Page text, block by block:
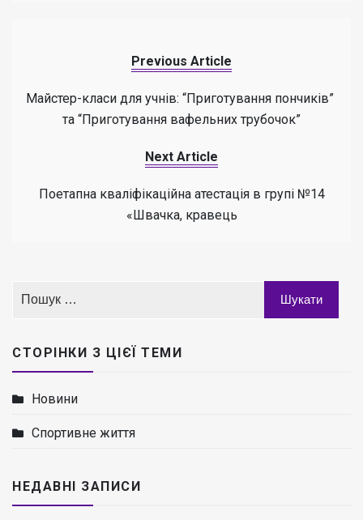
Previous Article
Майстер-класи для учнів: “Приготування пончиків”
та “Приготування вафельних трубочок”
Next Article
Поетапна кваліфікаційна атестація в групі №14
«Швачка, кравець
СТОРІНКИ З ЦІЄЇ ТЕМИ
Новини
Спортивне життя
НЕДАВНІ ЗАПИСИ